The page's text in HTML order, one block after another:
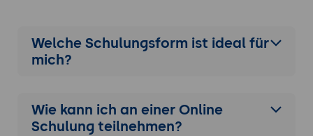
Welche Schulungsform ist ideal für
mich?
Wie kann ich an einer Online
Schulung teilnehmen?